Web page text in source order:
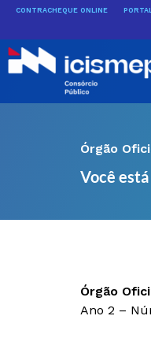
conteúdo
CONTRACHEQUE ONLINE
Órgão
Você
Órgão
Ano 2 –